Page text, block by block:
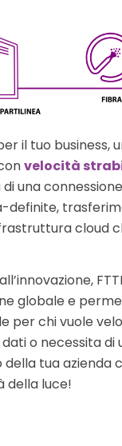
il tuo business,
velocità
di una
definite,
cloud
globale e
per chi vuole
o necessita di
tua azienda
della luce!